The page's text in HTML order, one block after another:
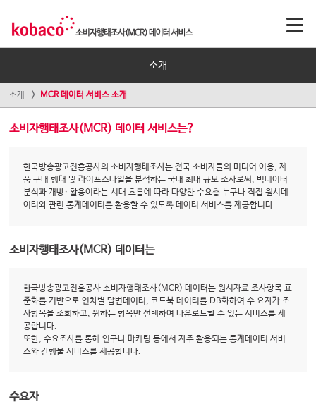
소개
소개 MCR 데이터 서비스 소개
소비자행태조사(MCR) 데이터 서비스는?
한국방송광고진흥공사의 소비자행태조사는 전국 소비자들의 미디어 이용, 제
품 구매 행태 및 라이프스타일을 분석하는 국내 최대 규모 조사로써, 빅데이터
분석과 개방· 활용이라는 시대 흐름에 따라 다양한 수요층 누구나 직접 원시데
이터와 관련 통계데이터를 활용할 수 있도록 데이터 서비스를 제공합니다.
소비자행태조사(MCR) 데이터는
한국방송광고진흥공사 소비자행태조사(MCR) 데이터는 원시자료 조사항목 표
준화를 기반으로 연차별 답변데이터, 코드북 데이터를 DB화하여 수 요자가 조
사항목을 조회하고, 원하는 항목만 선택하여 다운로드할 수 있는 서비스를 제
공합니다.
또한, 수요조사를 통해 연구나 마케팅 등에서 자주 활용되는 통계데이터 서비
스와 간행물 서비스를 제공합니다.
수요자